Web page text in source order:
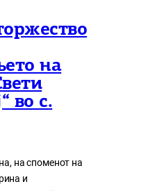
на
во с.
на споменот на
и